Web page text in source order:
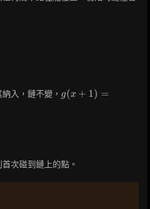
入，鏈不變， g(x+1)
= g(x)
g(x + 1) =
次碰到鏈上的點。